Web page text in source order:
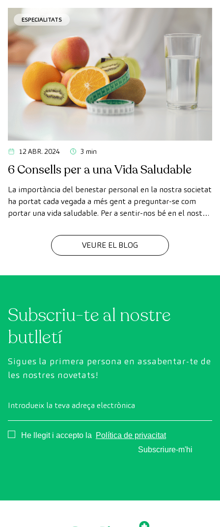
ESPECIALITATS
12 ABR. 2024 3 min
6 Consells per a una Vida Saludable
La importància del benestar personal en la nostra societat
ha portat cada vegada a més gent a preguntar-se com
portar una vida saludable. Per a sentir-nos bé en el nostre
compartim 6 consells per a una vida saludable.
VEURE EL BLOG
Subscriu-te al nostre
butlletí
Sigues la primera persona en assabentar-te de
les nostres novetats!
Introdueix la teva adreça electrònica
Consentimiento
He llegit i accepto la
Política de privacitat
Subscriure-m'hi